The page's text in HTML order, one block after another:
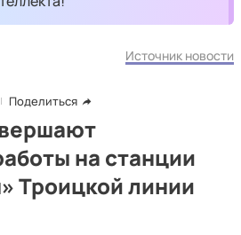
Источник новости
Поделиться
на станции
Троицкой линии